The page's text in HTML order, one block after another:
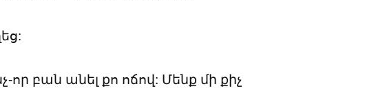
որ բան անել քո ոճով: Մենք մի քիչ